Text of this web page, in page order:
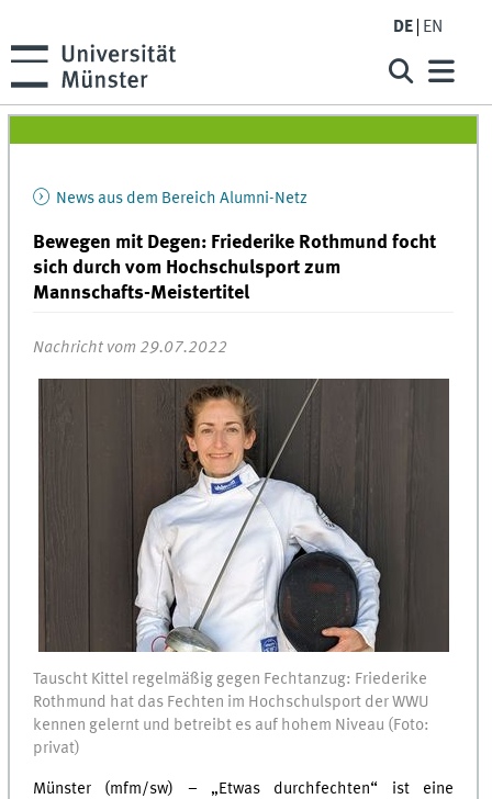
DE EN
News aus dem Bereich Alumni-Netz
Bewegen mit Degen: Friederike Rothmund focht
sich durch vom Hochschulsport zum
Mannschafts-Meistertitel
Nachricht vom 29.07.2022
Tauscht Kittel regelmäßig gegen Fechtanzug: Friederike
Rothmund hat das Fechten im Hochschulsport der WWU
kennen gelernt und betreibt es auf hohem Niveau (Foto:
privat)
Münster (mfm/sw) – „Etwas durchfechten“ ist eine